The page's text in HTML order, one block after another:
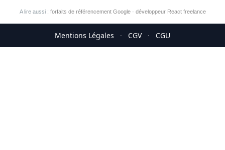
A lire aussi : forfaits de référencement Google· développeur React freelance
Mentions Légales · CGV · CGU